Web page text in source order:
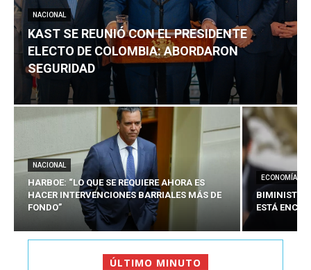
NACIONAL
KAST SE REUNIÓ CON EL PRESIDENTE
ELECTO DE COLOMBIA: ABORDARON
SEGURIDAD
NACIONAL
HARBOE: “LO QUE SE REQUIERE AHORA ES
HACER INTERVENCIONES BARRIALES MÁS DE
FONDO”
ECONOMÍA
BIMINISTRO
ESTÁ
ÚLTIMO MINUTO